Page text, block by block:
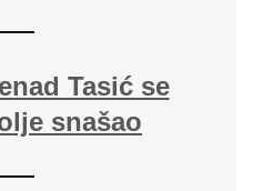
Tasić se
snašao